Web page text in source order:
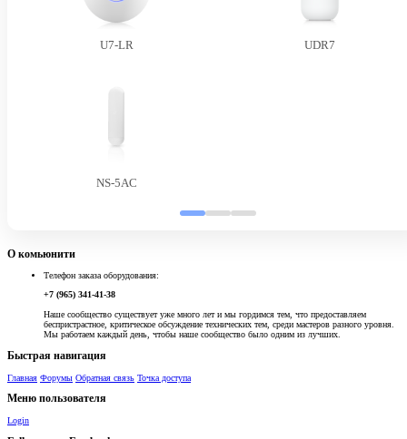
U7-LR UDR7
NS-5AC
О комьюнити
Телефон заказа оборудования:
+7 (965) 341-41-38
Наше сообщество существует уже много лет и мы гордимся тем, что предоставляем
беспристрастное, критическое обсуждение технических тем, среди мастеров разного уровня.
Мы работаем каждый день, чтобы наше сообщество было одним из лучших.
Быстрая навигация
Главная Форумы Обратная связь Точка доступа
Меню пользователя
Login